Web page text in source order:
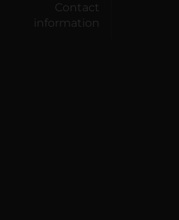
Contact
information